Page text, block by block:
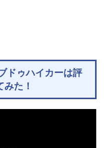
ドゥハイカーは評
た！